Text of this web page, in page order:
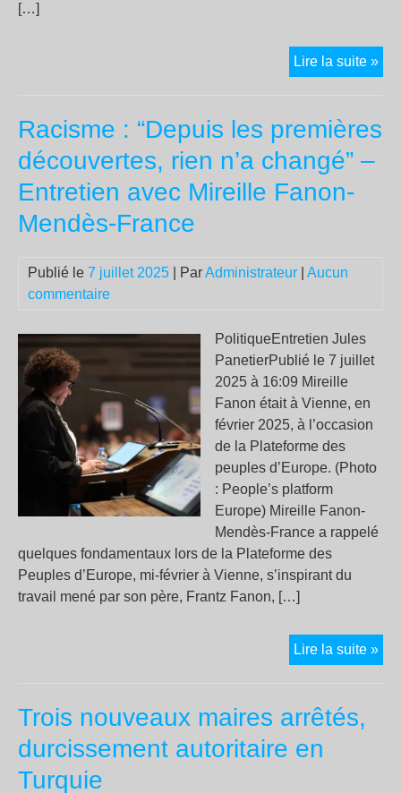
[…]
Lire la suite »La
Racisme : “Depuis les premières
découvertes, rien n’a changé” –
Entretien avec Mireille Fanon-
Mendès-France
Publié le 7 juillet 2025 | ParAdministrateur
Aucun
commentaire
PolitiqueEntretien Jules
PanetierPublié le 7 juillet
2025 à 16:09 Mireille
Fanon était à Vienne, en
février 2025, à l’occasion
de la Plateforme des
peuples d’Europe. (Photo
: People’s platform
Europe) Mireille Fanon-
Mendès-France a rappelé
quelques fondamentaux lors de la Plateforme des
Peuples d’Europe, mi-février à Vienne, s’inspirant du
travail mené par son père, Frantz Fanon, […]
Lire la suite »
:
Trois nouveaux maires arrêtés,
durcissement autoritaire en
Turquie